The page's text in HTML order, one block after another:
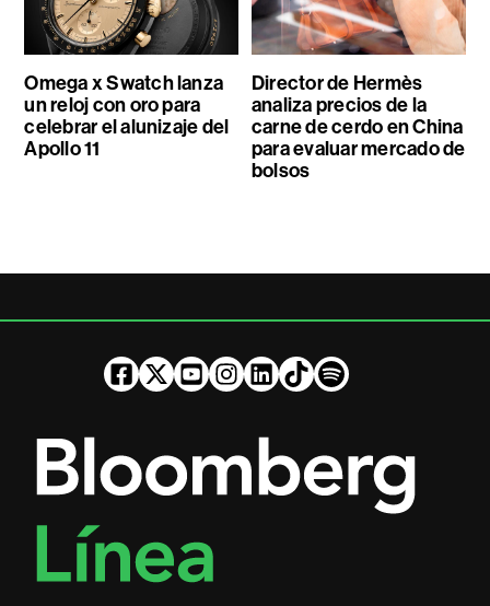
Omega x Swatch lanza
un reloj con oro para
celebrar el alunizaje del
Apollo 11
Director de Hermès
analiza precios de la
carne de cerdo en China
para evaluar mercado de
bolsos